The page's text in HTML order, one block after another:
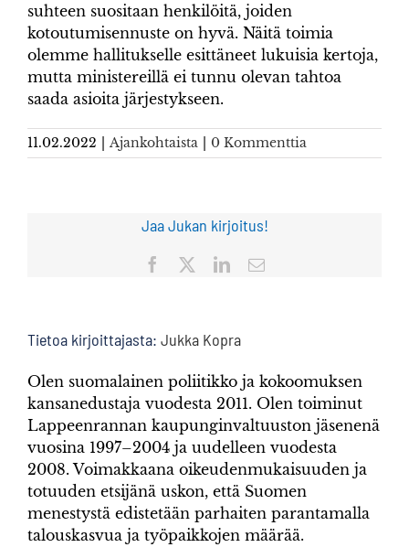
suhteen suositaan henkilöitä, joiden
kotoutumisennuste on hyvä. Näitä toimia
olemme hallitukselle esittäneet lukuisia kertoja,
mutta ministereillä ei tunnu olevan tahtoa
saada asioita järjestykseen.
11.02.2022 Ajankohtaista 0 Kommenttia
Jaa Jukan kirjoitus!
Facebook LinkedInSähköposti
Tietoa kirjoittajasta: Jukka Kopra
Olen suomalainen poliitikko ja kokoomuksen
kansanedustaja vuodesta 2011. Olen toiminut
Lappeenrannan kaupunginvaltuuston jäsenenä
vuosina 1997–2004 ja uudelleen vuodesta
2008. Voimakkaana oikeudenmukaisuuden ja
totuuden etsijänä uskon, että Suomen
menestystä edistetään parhaiten parantamalla
talouskasvua ja työpaikkojen määrää.